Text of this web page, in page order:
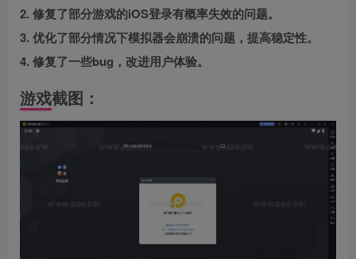
2. 修复了部分游戏的iOS登录有概率失效的问题。
3. 优化了部分情况下模拟器会崩溃的问题，提高稳定性。
4. 修复了一些bug，改进用户体验。
游戏截图：